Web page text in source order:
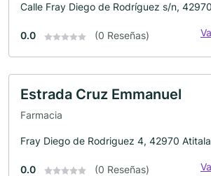
Calle Fray Diego de Rodríguez s/n,
0.0 (0 Reseñas)
Estrada Cruz Emmanuel
Farmacia
Fray Diego de Rodriguez 4, 42970
0.0 (0 Reseñas)